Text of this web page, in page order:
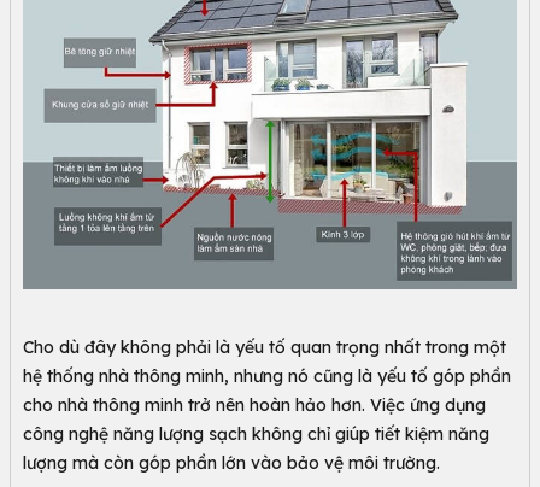
Cho dù đây không phải là yếu tố quan trọng nhất trong một
hệ thống nhà thông minh, nhưng nó cũng là yếu tố góp phần
cho nhà thông minh trở nên hoàn hảo hơn. Việc ứng dụng
công nghệ năng lượng sạch không chỉ giúp tiết kiệm năng
lượng mà còn góp phần lớn vào bảo vệ môi trường.